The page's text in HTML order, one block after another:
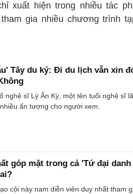
xuất hiện trong nhiều tác
gia nhiều chương trình
Tây du ký: Đi du lịch vẫn xin
nghệ sĩ Lý Ân Kỳ, một tên tuổi nghệ sĩ
ấn tượng cho người xem.
góp mặt trong cả 'Tứ đại
cội này nam diễn viên duy nhất tham